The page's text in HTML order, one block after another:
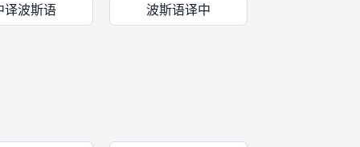
译波斯语 波斯语译中